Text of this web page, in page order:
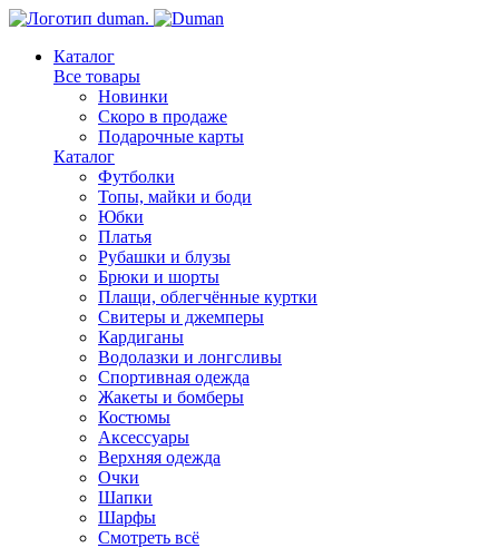
Каталог
Все товары
Новинки
Скоро в продаже
Подарочные карты
Каталог
Футболки
Топы, майки и боди
Юбки
Платья
Рубашки и блузы
Брюки и шорты
Плащи, облегчённые куртки
Свитеры и джемперы
Кардиганы
Водолазки и лонгсливы
Спортивная одежда
Жакеты и бомберы
Костюмы
Аксессуары
Верхняя одежда
Очки
Шапки
Шарфы
Смотреть всё